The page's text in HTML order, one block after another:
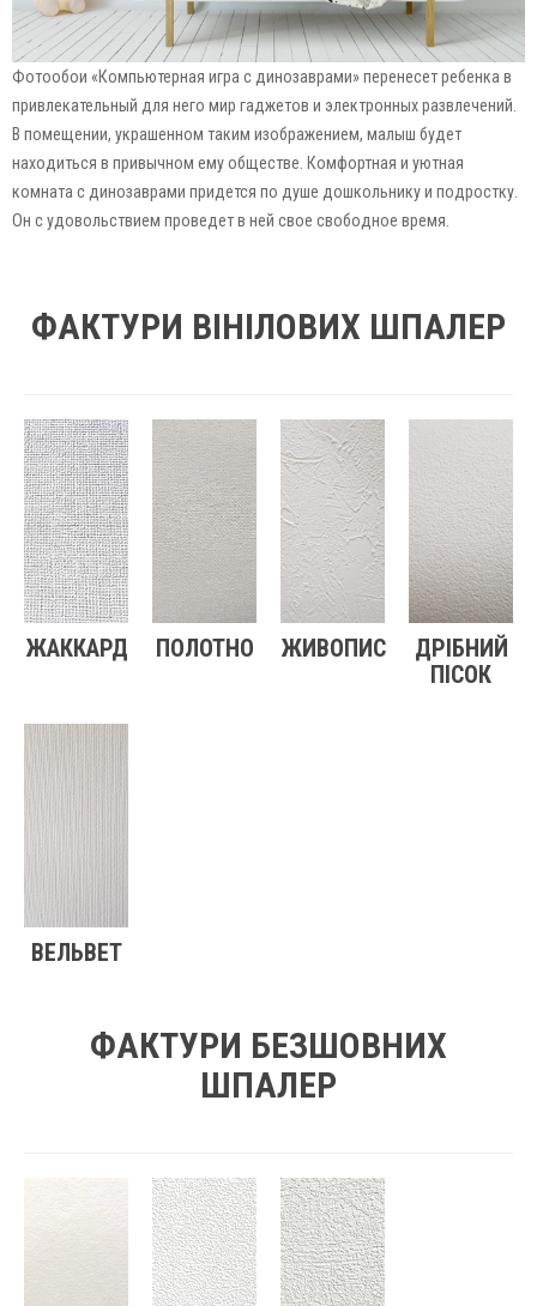
Фотообои «Компьютерная игра с динозаврами» перенесет ребенка в
привлекательный для него мир гаджетов и электронных развлечений.
В помещении, украшенном таким изображением, малыш будет
находиться в привычном ему обществе. Комфортная и уютная
комната с динозаврами придется по душе дошкольнику и подростку.
Он с удовольствием проведет в ней свое свободное время.
ФАКТУРИ ВІНІЛОВИХ ШПАЛЕР
ЖАККАРД ПОЛОТНО ЖИВОПИС
ДРІБНИЙ
ПІСОК
ВЕЛЬВЕТ
ФАКТУРИ БЕЗШОВНИХ
ШПАЛЕР